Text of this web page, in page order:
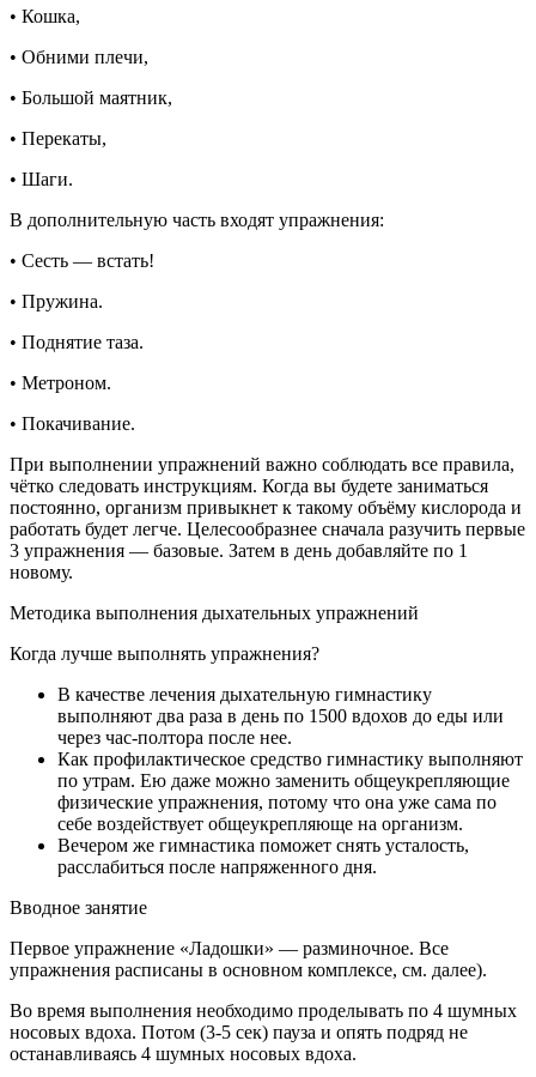
• Кошка,
• Обними плечи,
• Большой маятник,
• Перекаты,
• Шаги.
В дополнительную часть входят упражнения:
• Сесть — встать!
• Пружина.
• Поднятие таза.
• Метроном.
• Покачивание.
При выполнении упражнений важно соблюдать все правила,
чётко следовать инструкциям. Когда вы будете заниматься
постоянно, организм привыкнет к такому объёму кислорода и
работать будет легче. Целесообразнее сначала разучить первые
3 упражнения — базовые. Затем в день добавляйте по 1
новому.
Методика выполнения дыхательных упражнений
Когда лучше выполнять упражнения?
В качестве лечения дыхательную гимнастику
выполняют два раза в день по 1500 вдохов до еды или
через час-полтора после нее.
Как профилактическое средство гимнастику выполняют
по утрам. Ею даже можно заменить общеукрепляющие
физические упражнения, потому что она уже сама по
себе воздействует общеукрепляюще на организм.
Вечером же гимнастика поможет снять усталость,
расслабиться после напряженного дня.
Вводное занятие
Первое упражнение «Ладошки» — разминочное. Все
упражнения расписаны в основном комплексе, см. далее).
Во время выполнения необходимо проделывать по 4 шумных
носовых вдоха. Потом (3-5 сек) пауза и опять подряд не
останавливаясь 4 шумных носовых вдоха.